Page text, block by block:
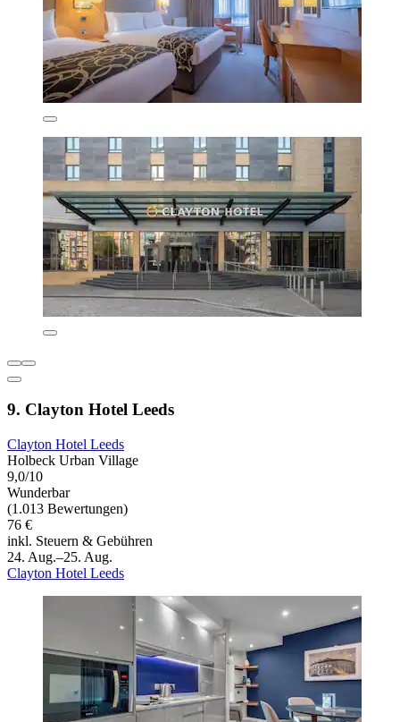
9. Clayton Hotel Leeds
Clayton Hotel Leeds
Holbeck Urban Village
9,0/10
Wunderbar
(1.013 Bewertungen)
76 €
inkl. Steuern & Gebühren
24. Aug.–25. Aug.
Clayton Hotel Leeds